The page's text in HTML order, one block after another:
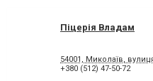
Піцерія Владам
54001, Миколаїв,
+380 (512) 47-50-72